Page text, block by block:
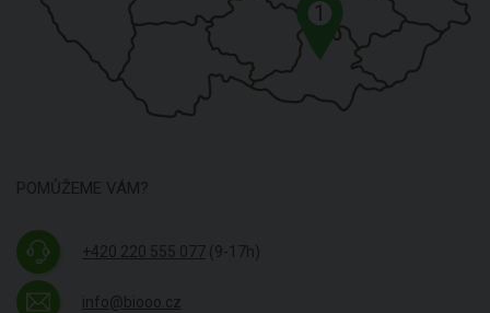
1
POMŮŽEME VÁM?
+420 220 555 077 (9-17h)
info@biooo.cz